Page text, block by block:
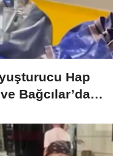
Hap
Bağcılar’da